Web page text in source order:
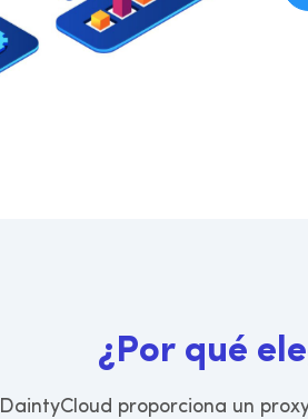
¿Por qué ele
DaintyCloud proporciona un